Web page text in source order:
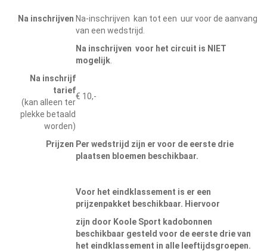
Na inschrijven Na-inschrijven kan tot een uur voor de aanvang
van een wedstrijd.
Na inschrijven voor het circuit is NIET
mogelijk
Na inschrijf
tarief
(kan alleen ter
plekke betaald
worden)
€ 10,-
Prijzen Per wedstrijd zijn er voor de eerste drie
plaatsen bloemen beschikbaar.
Voor het eindklassement is er een
prijzenpakket beschikbaar. Hiervoor
zijn door Koole Sport kadobonnen
beschikbaar gesteld voor de eerste drie van
het eindklassement in alle leeftijdsgroepen.